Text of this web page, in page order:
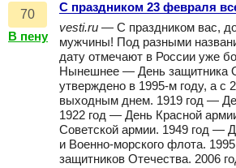
70
В пену
С праздником 23 февраля
vesti.ru — С праздником вас,
мужчины! Под разными
дату отмечают в России уже
Нынешнее — День защитника
утверждено в 1995-м году, а с
выходным днем. 1919 год —
1922 год — День Красной
Советской армии. 1949 год —
и Военно-морского флота.
защитников Отечества. 2006